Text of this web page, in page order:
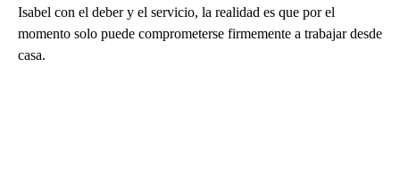
Isabel con el deber y el servicio, la realidad es que por el
momento solo puede comprometerse firmemente a trabajar desde
casa.